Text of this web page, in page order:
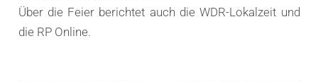
Über die Feier berichtet auch die WDR-Lokalzeit und
die RP Online.